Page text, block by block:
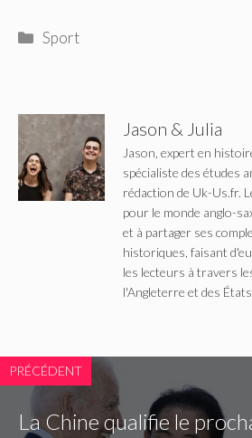
Catégories
Sport
Jason & Julia
Jason, expert en
spécialiste des études
rédaction de Uk-Us.fr.
pour le monde anglo-
et à partager ses
historiques, faisant
les lecteurs à travers
l'Angleterre et des
PRÉCÉDENT
La Chine qualifie le